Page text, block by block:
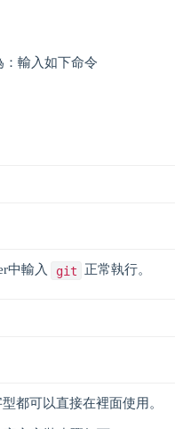
輸入如下命令
中輸入 git 正常執行。
都可以直接在裡面使用。